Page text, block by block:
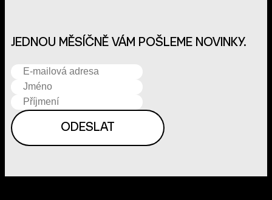
JEDNOU MĚSÍČNĚ VÁM POŠLEME NOVINKY.